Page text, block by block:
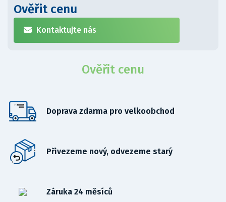
Ověřit cenu
Kontaktujte nás
Ověřit cenu
Doprava zdarma pro velkoobchod
Přivezeme nový, odvezeme starý
Záruka 24 měsíců